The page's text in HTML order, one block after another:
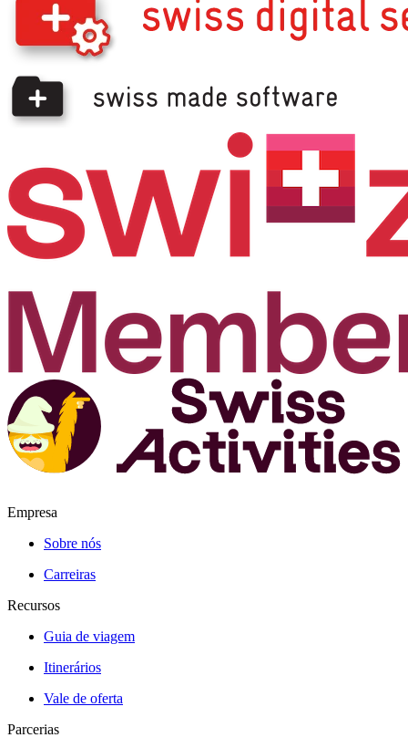
Empresa
Sobre nós
Carreiras
Recursos
Guia de viagem
Itinerários
Vale de oferta
Parcerias